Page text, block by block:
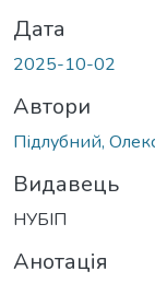
Дата
2025-10-02
Автори
Підлубний,
Видавець
НУБІП
Анотація